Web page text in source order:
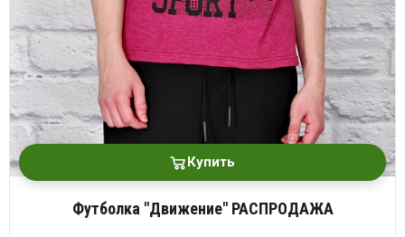
Купить
Футболка "Движение" РАСПРОДАЖА